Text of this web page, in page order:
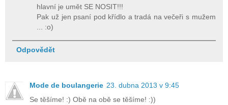
hlavní je umět SE NOSIT!!!
Pak už jen psaní pod křídlo a tradá na večeři s mužem
... :o)
Odpovědět
Mode de boulangerie 23. dubna 2013 v 9:45
Se těšíme! :) Obě na obě se těšíme! :))